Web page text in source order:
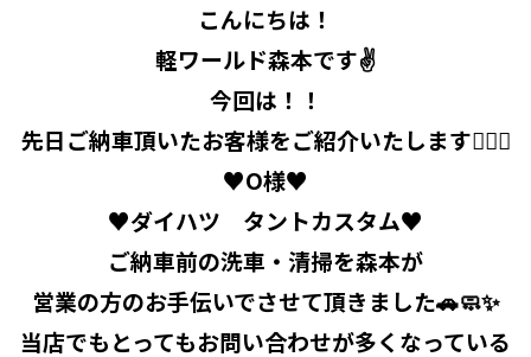
こんにちは！
軽ワールド森本です✌️
今回は！！
先日ご納車頂いたお客様をご紹介いたします‎👍🏻🌟
♥O様♥
♥ダイハツ タントカスタム♥
ご納車前の洗車・清掃を森本が
営業の方のお手伝いでさせて頂きました🚗🧼✨️
当店でもとってもお問い合わせが多くなっている